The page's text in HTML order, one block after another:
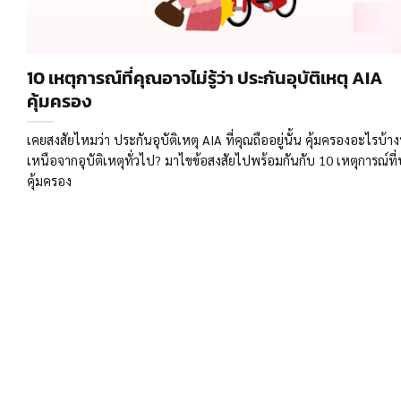
10 เหตุการณ์ที่คุณอาจไม่รู้ว่า ประกันอุบัติเหตุ AIA
คุ้มครอง
เคยสงสัยไหมว่า ประกันอุบัติเหตุ AIA ที่คุณถืออยู่นั้น คุ้มครองอะไรบ้า
เหนือจากอุบัติเหตุทั่วไป? มาไขข้อสงสัยไปพร้อมกันกับ 10 เหตุการณ์ที่
คุ้มครอง